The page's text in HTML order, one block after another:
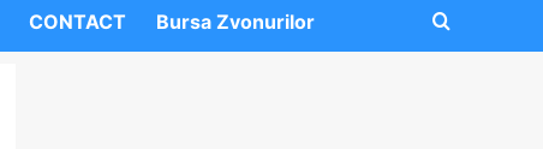
CONTACT Bursa Zvonurilor